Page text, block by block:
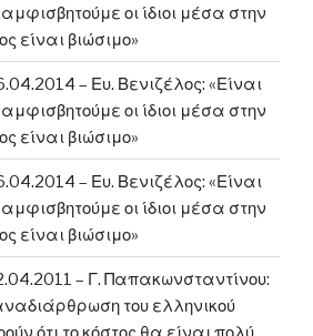
οι ίδιοι μέσα στην
είναι βιώσιμο»
– Ευ. Βενιζέλος: «Είναι
οι ίδιοι μέσα στην
είναι βιώσιμο»
– Ευ. Βενιζέλος: «Είναι
οι ίδιοι μέσα στην
είναι βιώσιμο»
– Γ. Παπακωνσταντίνου:
του ελληνικού